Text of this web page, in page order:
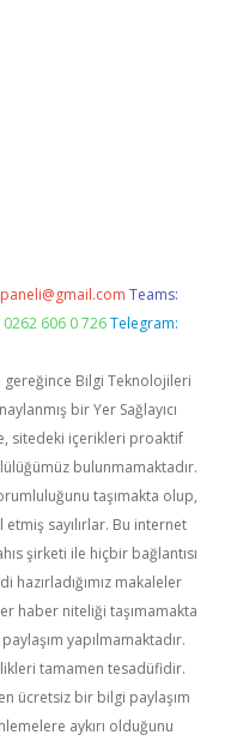
Teams:
606 0 726 Telegram:
gereğince Bilgi Teknolojileri
bir Yer Sağlayıcı
sitedeki içerikleri proaktif
bulunmamaktadır.
taşımakta olup,
sayılırlar. Bu internet
şirketi ile hiçbir bağlantısı
hazırladığımız makaleler
haber niteliği taşımamakta
yapılmamaktadır.
tamamen tesadüfidir.
ücretsiz bir bilgi paylaşım
aykırı olduğunu